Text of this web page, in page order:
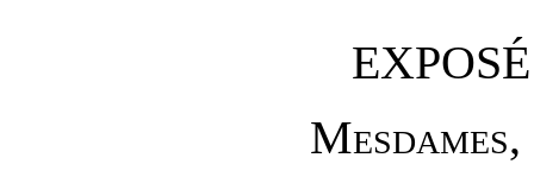
Mesdames